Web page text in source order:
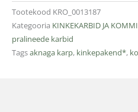
Tootekood KRO_0013187
Kategooria KINKEKARBID JA
pralineede karbid
Tagsaknaga karp, kinkepakend*,